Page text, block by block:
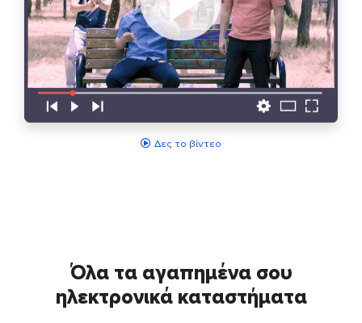
Δες το βίντεο
Όλα τα αγαπημένα σου
ηλεκτρονικά καταστήματα